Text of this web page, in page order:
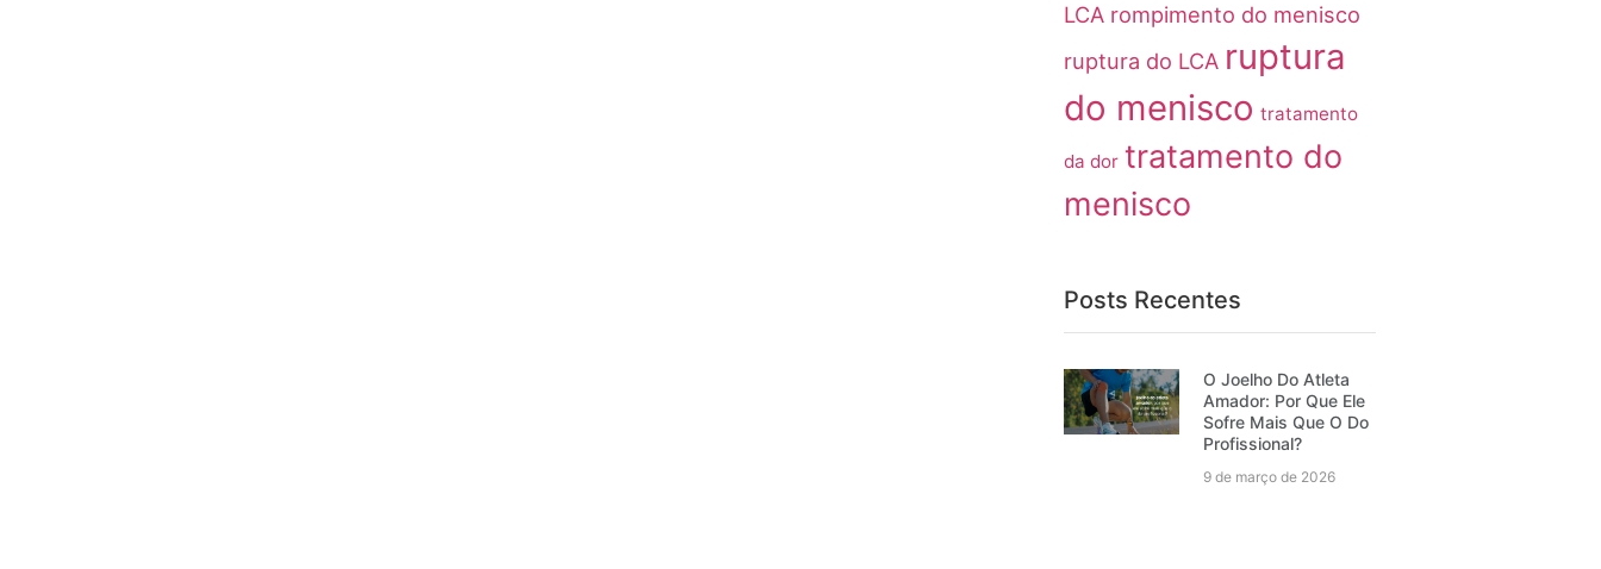
LCA rompimento do menisco
ruptura do LCA ruptura
do menisco tratamento
da dor tratamento do
menisco
Posts Recentes
O Joelho Do Atleta
Amador: Por Que Ele
Sofre Mais Que O Do
Profissional?
9 de março de 2026